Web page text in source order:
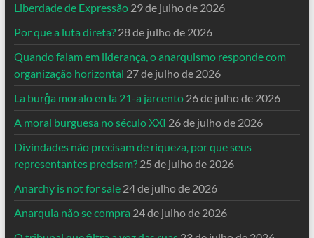
Liberdade de Expressão 29 de julho de 2026
Por que a luta direta? 28 de julho de 2026
Quando falam em liderança, o anarquismo responde com
organização horizontal 27 de julho de 2026
La burĝa moralo en la 21-a jarcento 26 de julho de 2026
A moral burguesa no século XXI 26 de julho de 2026
Divindades não precisam de riqueza, por que seus
representantes precisam? 25 de julho de 2026
Anarchy is not for sale 24 de julho de 2026
Anarquia não se compra 24 de julho de 2026